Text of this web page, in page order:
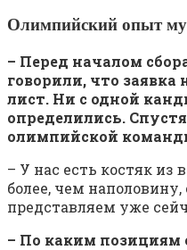
Олимпийский опыт
– Перед началом
говорили, что
лист. Ни с одной
определились.
олимпийской
– У нас есть костяк из
более, чем
представляем уже
– По каким позициям